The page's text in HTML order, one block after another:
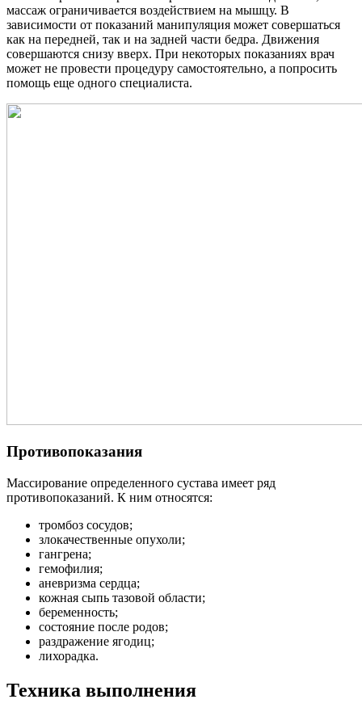
массаж ограничивается воздействием на мышцу. В
зависимости от показаний манипуляция может совершаться
как на передней, так и на задней части бедра. Движения
совершаются снизу вверх. При некоторых показаниях врач
может не провести процедуру самостоятельно, а попросить
помощь еще одного специалиста.
Противопоказания
Массирование определенного сустава имеет ряд
противопоказаний. К ним относятся:
тромбоз сосудов;
злокачественные опухоли;
гангрена;
гемофилия;
аневризма сердца;
кожная сыпь тазовой области;
беременность;
состояние после родов;
раздражение ягодиц;
лихорадка.
Техника выполнения